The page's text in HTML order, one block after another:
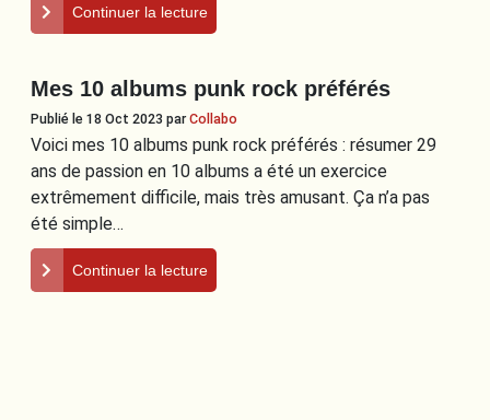
Continuer la lecture
Mes 10 albums punk rock préférés
Publié le 18 Oct 2023 parCollabo
Voici mes 10 albums punk rock préférés : résumer 29
ans de passion en 10 albums a été un exercice
extrêmement difficile, mais très amusant. Ça n’a pas
été simple…
Continuer la lecture